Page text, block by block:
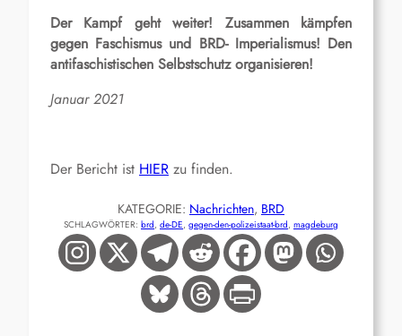
Der Kampf geht weiter! Zusammen kämpfen
gegen Faschismus und BRD- Imperialismus! Den
antifaschistischen Selbstschutz organisieren!
Januar 2021
Der Bericht ist HIER zu finden.
KATEGORIE: Nachrichten, BRD
SCHLAGWÖRTER: brd, de-DE, gegen-den-polizeistaat-brd, magdeburg